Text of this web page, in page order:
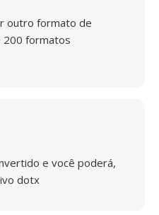
outro formato de
200 formatos
e você poderá,
dotx